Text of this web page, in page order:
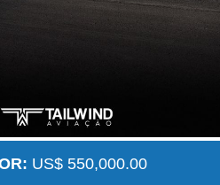
US$ 550,000.00